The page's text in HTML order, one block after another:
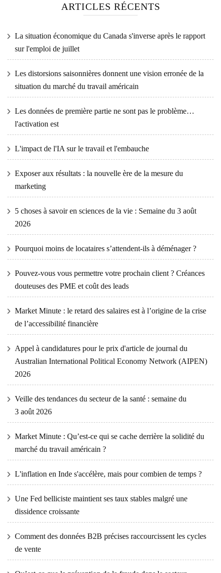
ARTICLES RÉCENTS
La situation économique du Canada s'inverse après le rapport
sur l'emploi de juillet
Les distorsions saisonnières donnent une vision erronée de la
situation du marché du travail américain
Les données de première partie ne sont pas le problème…
l'activation est
L'impact de l'IA sur le travail et l'embauche
Exposer aux résultats : la nouvelle ère de la mesure du
marketing
5 choses à savoir en sciences de la vie : Semaine du 3 août
2026
Pourquoi moins de locataires s’attendent-ils à déménager ?
Pouvez-vous vous permettre votre prochain client ? Créances
douteuses des PME et coût des leads
Market Minute : le retard des salaires est à l’origine de la crise
de l’accessibilité financière
Appel à candidatures pour le prix d'article de journal du
Australian International Political Economy Network (AIPEN)
2026
Veille des tendances du secteur de la santé : semaine du
3 août 2026
Market Minute : Qu’est-ce qui se cache derrière la solidité du
marché du travail américain ?
L'inflation en Inde s'accélère, mais pour combien de temps ?
Une Fed belliciste maintient ses taux stables malgré une
dissidence croissante
Comment des données B2B précises raccourcissent les cycles
de vente